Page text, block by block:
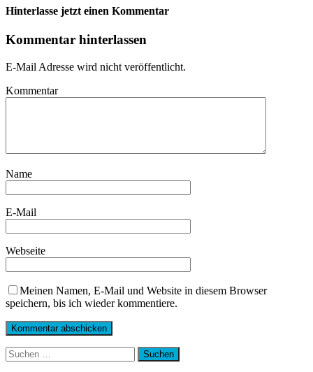
Hinterlasse jetzt einen Kommentar
Kommentar hinterlassen
E-Mail Adresse wird nicht veröffentlicht.
Kommentar
Name
E-Mail
Webseite
Meinen Namen, E-Mail und Website in diesem Browser
speichern, bis ich wieder kommentiere.
Suchen
nach: